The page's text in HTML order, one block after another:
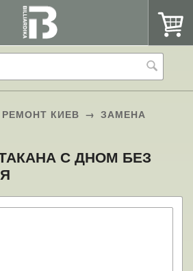
РЕМОНТ КИЕВ → ЗАМЕНА
С ДНОМ БЕЗ